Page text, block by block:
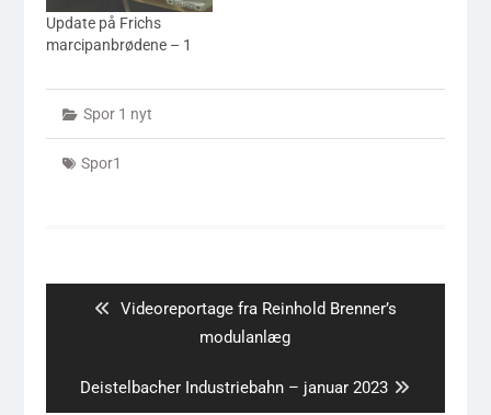
Update på Frichs
marcipanbrødene – 1
Spor 1 nyt
Spor1
Previous
Videoreportage fra Reinhold Brenner’s
modulanlæg
Next
Deistelbacher Industriebahn – januar 2023